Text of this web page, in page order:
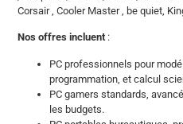
Corsair , Cooler Master , be quiet,
Nos offres incluent:
PC professionnels pour
programmation, et calcul
PC gamers standards,
les budgets.